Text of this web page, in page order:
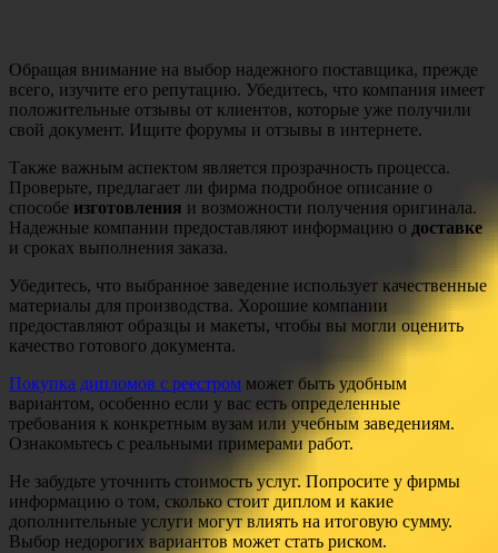
Обращая внимание на выбор надежного поставщика, прежде
всего, изучите его репутацию. Убедитесь, что компания имеет
положительные отзывы от клиентов, которые уже получили
свой документ. Ищите форумы и отзывы в интернете.
Также важным аспектом является прозрачность процесса.
Проверьте, предлагает ли фирма подробное описание о
способе изготовления и возможности получения оригинала.
Надежные компании предоставляют информацию о доставке
и сроках выполнения заказа.
Убедитесь, что выбранное заведение использует качественные
материалы для производства. Хорошие компании
предоставляют образцы и макеты, чтобы вы могли оценить
качество готового документа.
Покупка дипломов с реестром может быть удобным
вариантом, особенно если у вас есть определенные
требования к конкретным вузам или учебным заведениям.
Ознакомьтесь с реальными примерами работ.
Не забудьте уточнить стоимость услуг. Попросите у фирмы
информацию о том, сколько стоит диплом и какие
дополнительные услуги могут влиять на итоговую сумму.
Выбор недорогих вариантов может стать риском.